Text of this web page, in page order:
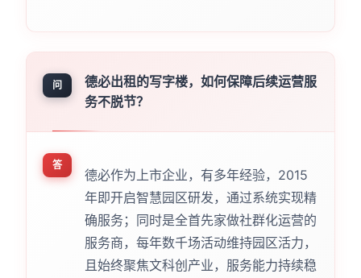
问
德必出租的写字楼，如何保障后续运营服
务不脱节？
答
德必作为上市企业，有多年经验，2015
年即开启智慧园区研发，通过系统实现精
确服务；同时是全首先家做社群化运营的
服务商，每年数千场活动维持园区活力，
且始终聚焦文科创产业，服务能力持续稳